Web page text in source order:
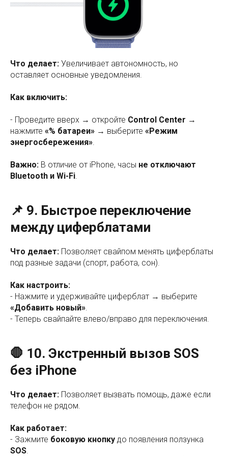
Что делает: Увеличивает автономность, но
оставляет основные уведомления.
Как включить:
- Проведите вверх → откройте Control Center →
нажмите «% батареи» → выберите «Режим
энергосбережения».
Важно: В отличие от iPhone, часы не отключают
Bluetooth и Wi-Fi.
📌 9. Быстрое переключение
между циферблатами
Что делает: Позволяет свайпом менять циферблаты
под разные задачи (спорт, работа, сон).
Как настроить:
- Нажмите и удерживайте циферблат → выберите
«Добавить новый».
- Теперь свайпайте влево/вправо для переключения.
🛑 10. Экстренный вызов SOS
без iPhone
Что делает: Позволяет вызвать помощь, даже если
телефон не рядом.
Как работает:
- Зажмите боковую кнопку до появления ползунка
SOS.